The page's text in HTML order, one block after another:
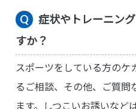
症状やトレーニン
すか？
スポーツをしている方のケ
るご相談、その他、ご質問
ます。しつこいお誘いなど